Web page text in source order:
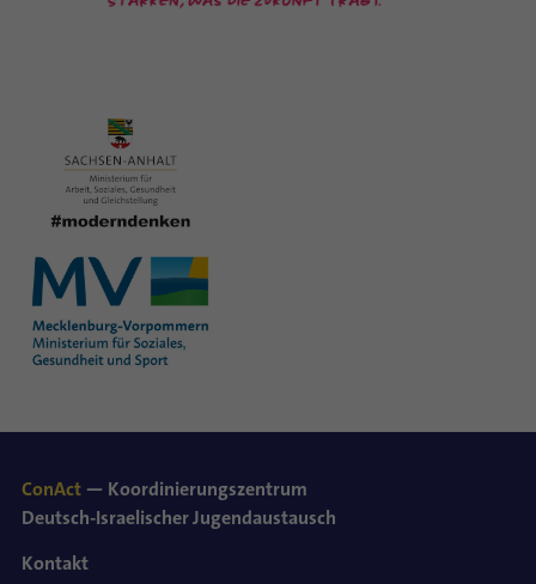
ConAct — Koordinierungszentrum
Deutsch-Israelischer Jugendaustausch
Kontakt